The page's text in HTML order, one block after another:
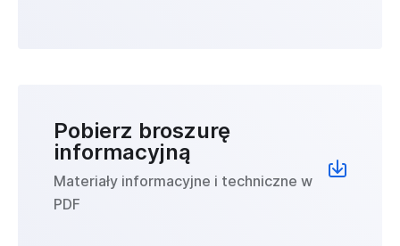
Pobierz broszurę
informacyjną
Materiały informacyjne i techniczne w
PDF